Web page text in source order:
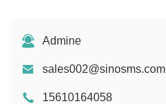
Admine
sales002@sinosms.com
15610164058